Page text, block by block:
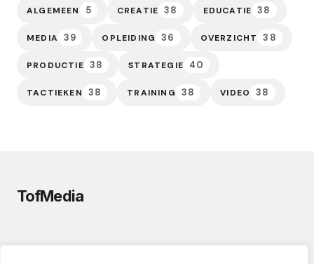
ALGEMEEN 5 CREATIE 38 EDUCATIE 38
MEDIA 39 OPLEIDING 36 OVERZICHT 38
PRODUCTIE 38 STRATEGIE 40
TACTIEKEN 38 TRAINING 38 VIDEO 38
TofMedia